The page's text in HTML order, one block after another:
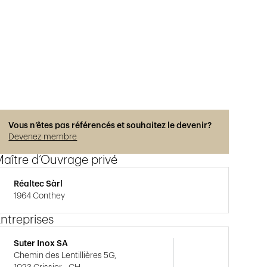
Vous n’êtes pas référencés et souhaitez le devenir?
Devenez membre
d’Ouvrage privé
Réaltec Sàrl
1964 Conthey
Suter Inox SA
Chemin des Lentillières 5G,